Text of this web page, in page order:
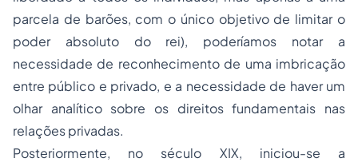
parcela de barões, com o único objetivo de limitar o
poder absoluto do rei), poderíamos notar a
necessidade de reconhecimento de uma imbricação
entre público e privado, e a necessidade de haver um
olhar analítico sobre os direitos fundamentais nas
relações privadas.
Posteriormente, no século XIX, iniciou-se a